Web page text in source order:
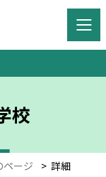
校
ページ > 詳細